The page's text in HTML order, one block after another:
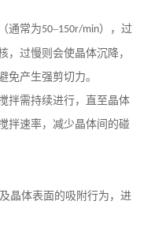
通常为50–150r/min），过
，过慢则会使晶体沉降，
免产生强剪切力。
拌需持续进行，直至晶体
拌速率，减少晶体间的碰
晶体表面的吸附行为，进